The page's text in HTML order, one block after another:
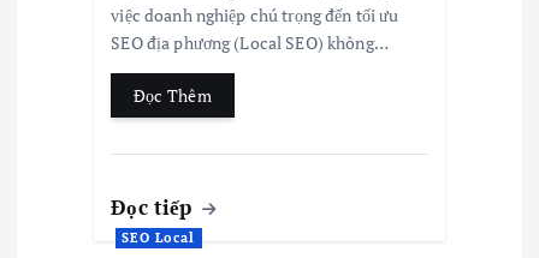
việc doanh nghiệp chú trọng đến tối ưu
SEO địa phương (Local SEO) không…
Đọc Thêm
Đọc tiếp
SEO Local